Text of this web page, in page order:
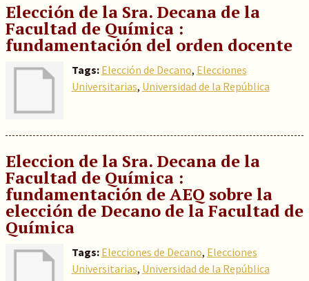
Elección de la Sra. Decana de la
Facultad de Química :
fundamentación del orden docente
Tags: Elección de Decano, Elecciones
Universitarias, Universidad de la República
Eleccion de la Sra. Decana de la
Facultad de Química :
fundamentación de AEQ sobre la
elección de Decano de la Facultad de
Química
Tags: Elecciones de Decano, Elecciones
Universitarias, Universidad de la República